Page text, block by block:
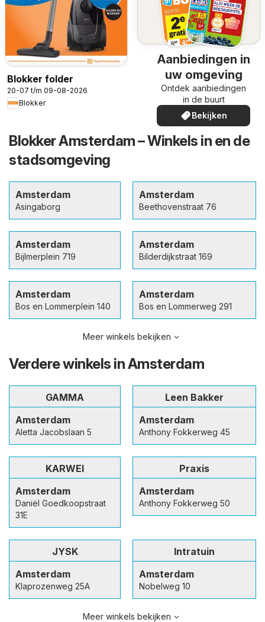
Blokker folder
20-07 t/m 09-08-2026
Blokker
Aanbiedingen in
uw omgeving
Ontdek aanbiedingen
in de buurt
Bekijken
Blokker Amsterdam – Winkels in en de
stadsomgeving
Amsterdam
Asingaborg
Amsterdam
Beethovenstraat 76
Amsterdam
Bijlmerplein 719
Amsterdam
Bilderdijkstraat 169
Amsterdam
Bos en Lommerplein 140
Amsterdam
Bos en Lommerweg 291
Meer winkels bekijken
Verdere winkels in Amsterdam
GAMMA
Amsterdam
Aletta Jacobslaan 5
Leen Bakker
Amsterdam
Anthony Fokkerweg 45
KARWEI
Amsterdam
Daniël Goedkoopstraat
31E
Praxis
Amsterdam
Anthony Fokkerweg 50
JYSK
Amsterdam
Klaprozenweg 25A
Intratuin
Amsterdam
Nobelweg 10
Meer winkels bekijken